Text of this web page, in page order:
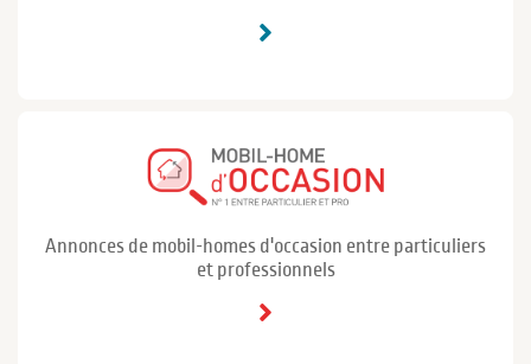
Annonces de mobil-homes d'occasion entre particuliers
et professionnels